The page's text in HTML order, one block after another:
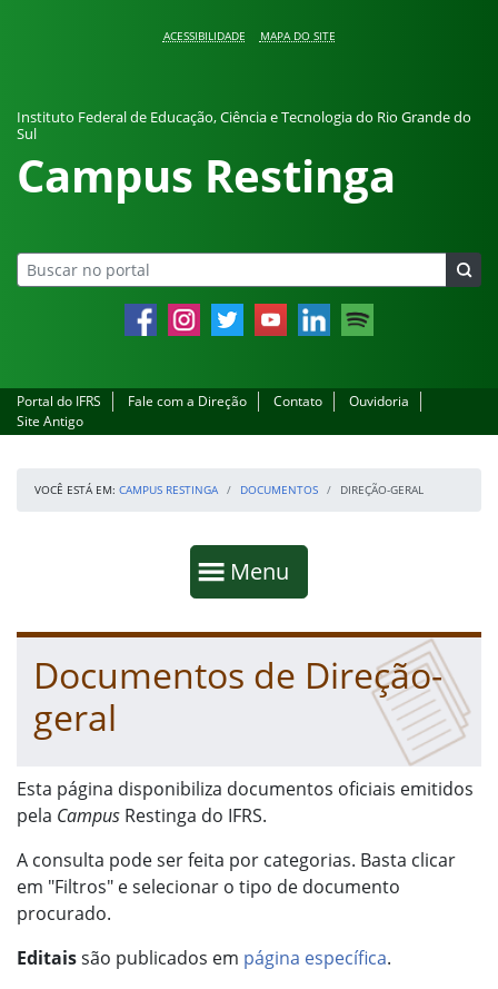
ACESSIBILIDADE MAPA DO SITE
Instituto Federal de Educação, Ciência e Tecnologia do Rio Grande do
Sul
Campus Restinga
FacebookInstagramTwitter YouTube LinkedIn Spotify
Portal do IFRS Fale com a Direção Contato
Ouvidoria
Site Antigo
VOCÊ ESTÁ EM: CAMPUS RESTINGA DOCUMENTOS DIREÇÃO-GERAL
Mostrar
Menu
Fim da navegação
Início do conteúdo
Documentos de Direção-
geral
Esta página disponibiliza documentos oficiais emitidos
pela Campus Restinga do IFRS.
A consulta pode ser feita por categorias. Basta clicar
em "Filtros" e selecionar o tipo de documento
procurado.
Editaissão publicados em página específica.